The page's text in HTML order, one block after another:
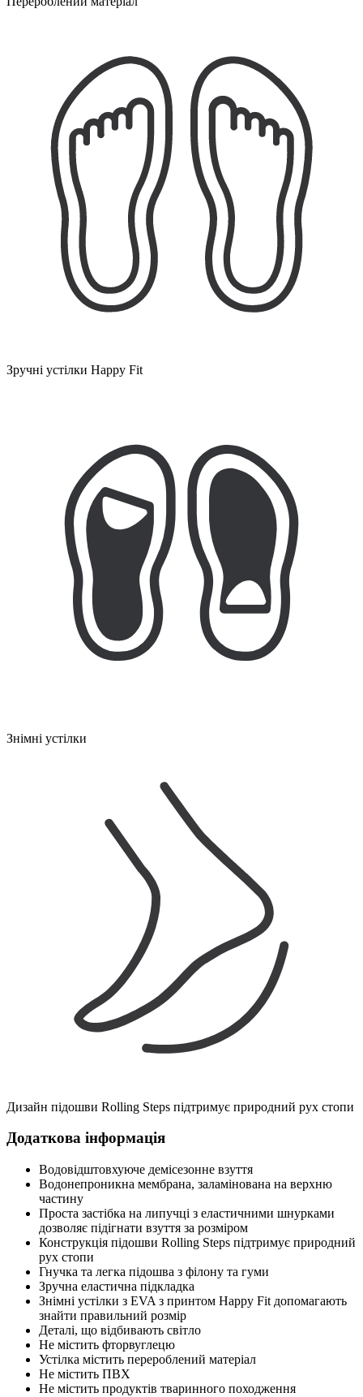
Зручні устілки Happy Fit
Знімні устілки
Дизайн підошви Rolling Steps підтримує природний рух стопи
Додаткова інформація
Водовідштовхуюче демісезонне взуття
Водонепроникна мембрана, заламінована на верхню
частину
Проста застібка на липучці з еластичними шнурками
дозволяє підігнати взуття за розміром
Конструкція підошви Rolling Steps підтримує природний
рух стопи
Гнучка та легка підошва з філону та гуми
Зручна еластична підкладка
Знімні устілки з EVA з принтом Happy Fit допомагають
знайти правильний розмір
Деталі, що відбивають світло
Не містить фторвуглецю
Устілка містить перероблений матеріал
Не містить ПВХ
Не містить продуктів тваринного походження